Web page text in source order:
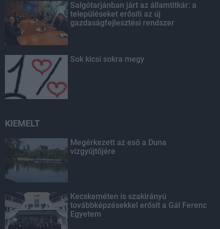
Salgótarjánban járt az államtitkár: a
településeket erősíti az új
gazdaságfejlesztési rendszer
Sok kicsi sokra megy
KIEMELT
Megérkezett az eső a Duna
vízgyűjtőjére
Kecskeméten is szakirányú
továbbképzésekkel erősít a Gál Ferenc
Egyetem